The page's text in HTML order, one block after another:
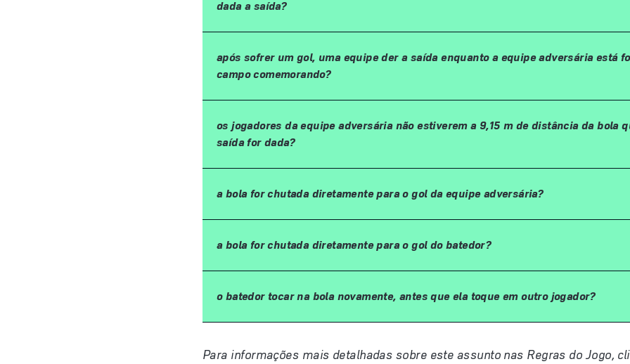
dada a saída?
após sofrer um gol, uma equipe der a saída enquanto a equipe adversária está
campo comemorando?
os jogadores da equipe adversária não estiverem a 9,15 m de distância da bola
saída for dada?
a bola for chutada diretamente para o gol da equipe adversária?
a bola for chutada diretamente para o gol do batedor?
o batedor tocar na bola novamente, antes que ela toque em outro jogador?
Para informações mais detalhadas sobre este assunto nas Regras do Jogo,